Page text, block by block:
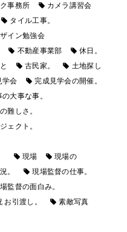
事務所
カメラ講習会
タイル工事。
イン勉強会
不動産事業部
休日。
古民家。
土地探し
学会
完成見学会の開催。
大事な事。
難しさ。
ェクト。
現場
現場の
。
現場監督の仕事。
監督の面白み。
お引渡し。
素敵写真